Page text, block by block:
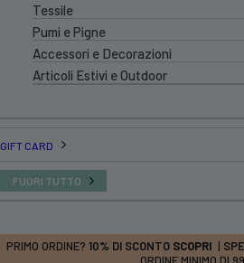
Tessile
Pumi e Pigne
Accessori e Decorazioni
Articoli Estivi e Outdoor
GIFT CARD
FUORI TUTTO
PRIMO ORDINE? 10% DI SCONTO SCOPRI |